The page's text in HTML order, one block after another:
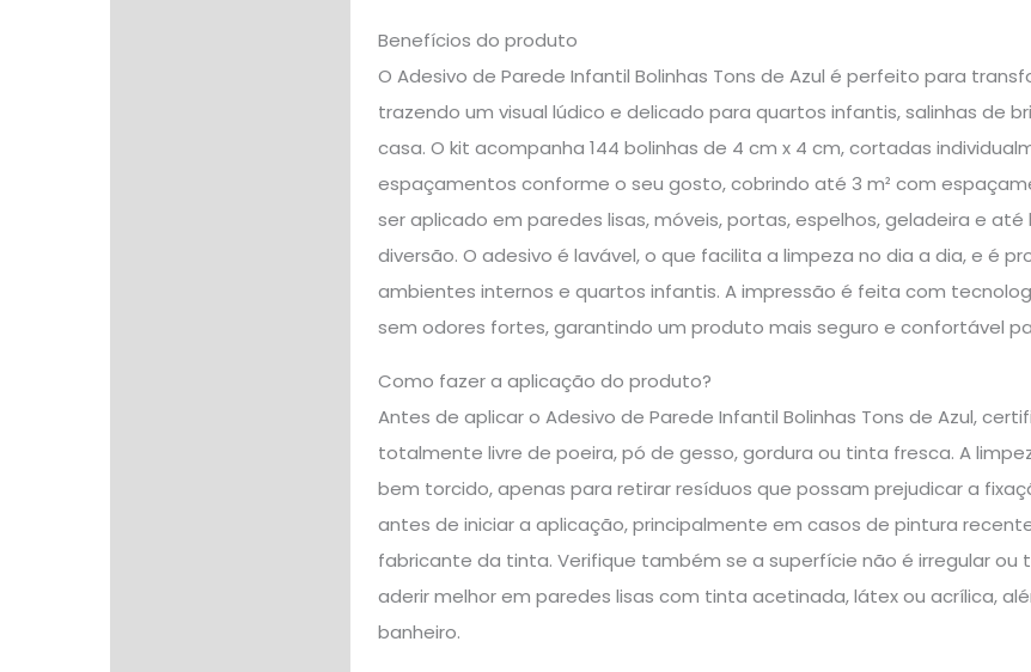
Benefícios do produto
O Adesivo de Parede Infantil Bolinhas Tons de Azul é perfeito para
trazendo um visual lúdico e delicado para quartos infantis, salinhas de
casa. O kit acompanha 144 bolinhas de 4 cm x 4 cm, cortadas
espaçamentos conforme o seu gosto, cobrindo até 3 m² com
ser aplicado em paredes lisas, móveis, portas, espelhos, geladeira e
diversão. O adesivo é lavável, o que facilita a limpeza no dia a dia, e é
ambientes internos e quartos infantis. A impressão é feita com
sem odores fortes, garantindo um produto mais seguro e confortável
Como fazer a aplicação do produto?
Antes de aplicar o Adesivo de Parede Infantil Bolinhas Tons de Azul,
totalmente livre de poeira, pó de gesso, gordura ou tinta fresca. A
bem torcido, apenas para retirar resíduos que possam prejudicar a
antes de iniciar a aplicação, principalmente em casos de pintura
fabricante da tinta. Verifique também se a superfície não é irregular
aderir melhor em paredes lisas com tinta acetinada, látex ou acrílica,
banheiro.